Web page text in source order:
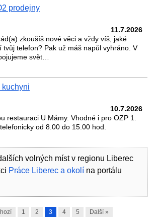
prodejny
11.7.2026
zkoušíš nové věci a vždy víš, jaké
tvůj telefon? Pak už máš napůl vyhráno. V
svět…
kuchyni
10.7.2026
restauraci U Mámy. Vhodné i pro OZP 1.
od 8.00 do 15.00 hod.
volných míst v regionu Liberec
Práce Liberec a okolí na portálu
1 2 3 4 5 Další »